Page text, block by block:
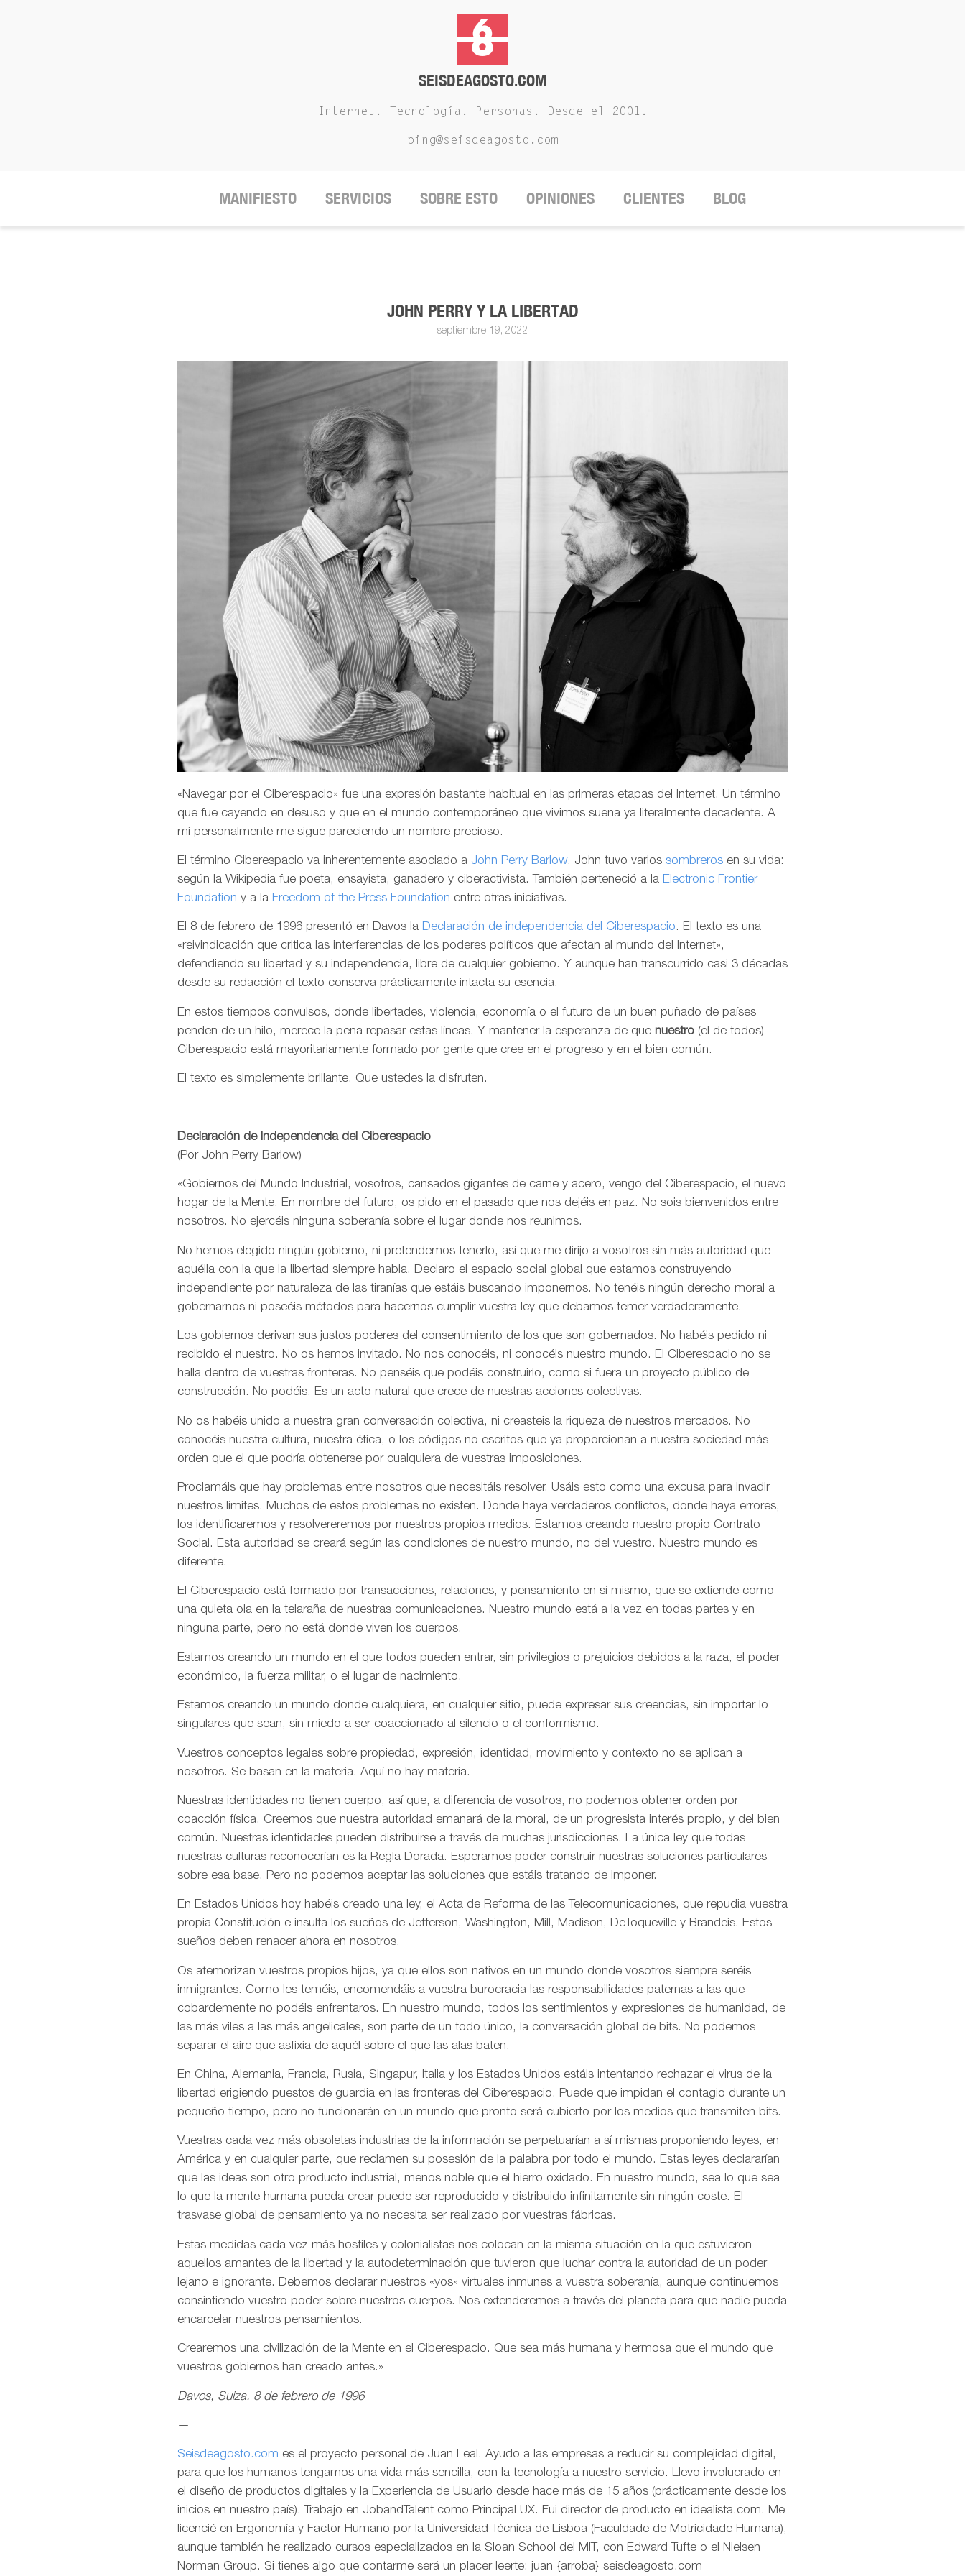
SEISDEAGOSTO.COM
Internet. Tecnología. Personas. Desde el 2001.
ping@seisdeagosto.com
MANIFIESTO SERVICIOS SOBRE ESTO OPINIONES CLIENTES BLOG
JOHN PERRY Y LA LIBERTAD
septiembre 19, 2022
«Navegar por el Ciberespacio» fue una expresión bastante habitual en las primeras etapas del Internet. Un término
que fue cayendo en desuso y que en el mundo contemporáneo que vivimos suena ya literalmente decadente. A
mi personalmente me sigue pareciendo un nombre precioso.
El término Ciberespacio va inherentemente asociado a John Perry Barlow. John tuvo varios sombreros en su vida:
según la Wikipedia fue poeta, ensayista, ganadero y ciberactivista. También perteneció a la Electronic Frontier
Foundation y a la Freedom of the Press Foundation entre otras iniciativas.
El 8 de febrero de 1996 presentó en Davos la Declaración de independencia del Ciberespacio. El texto es una
«reivindicación que critica las interferencias de los poderes políticos que afectan al mundo del Internet»,
defendiendo su libertad y su independencia, libre de cualquier gobierno. Y aunque han transcurrido casi 3 décadas
desde su redacción el texto conserva prácticamente intacta su esencia.
En estos tiempos convulsos, donde libertades, violencia, economía o el futuro de un buen puñado de países
penden de un hilo, merece la pena repasar estas líneas. Y mantener la esperanza de que nuestro (el de todos)
Ciberespacio está mayoritariamente formado por gente que cree en el progreso y en el bien común.
El texto es simplemente brillante. Que ustedes la disfruten.
—
Declaración de Independencia del Ciberespacio
(Por John Perry Barlow)
«Gobiernos del Mundo Industrial, vosotros, cansados gigantes de carne y acero, vengo del Ciberespacio, el nuevo
hogar de la Mente. En nombre del futuro, os pido en el pasado que nos dejéis en paz. No sois bienvenidos entre
nosotros. No ejercéis ninguna soberanía sobre el lugar donde nos reunimos.
No hemos elegido ningún gobierno, ni pretendemos tenerlo, así que me dirijo a vosotros sin más autoridad que
aquélla con la que la libertad siempre habla. Declaro el espacio social global que estamos construyendo
independiente por naturaleza de las tiranías que estáis buscando imponernos. No tenéis ningún derecho moral a
gobernarnos ni poseéis métodos para hacernos cumplir vuestra ley que debamos temer verdaderamente.
Los gobiernos derivan sus justos poderes del consentimiento de los que son gobernados. No habéis pedido ni
recibido el nuestro. No os hemos invitado. No nos conocéis, ni conocéis nuestro mundo. El Ciberespacio no se
halla dentro de vuestras fronteras. No penséis que podéis construirlo, como si fuera un proyecto público de
construcción. No podéis. Es un acto natural que crece de nuestras acciones colectivas.
No os habéis unido a nuestra gran conversación colectiva, ni creasteis la riqueza de nuestros mercados. No
conocéis nuestra cultura, nuestra ética, o los códigos no escritos que ya proporcionan a nuestra sociedad más
orden que el que podría obtenerse por cualquiera de vuestras imposiciones.
Proclamáis que hay problemas entre nosotros que necesitáis resolver. Usáis esto como una excusa para invadir
nuestros límites. Muchos de estos problemas no existen. Donde haya verdaderos conflictos, donde haya errores,
los identificaremos y resolvereremos por nuestros propios medios. Estamos creando nuestro propio Contrato
Social. Esta autoridad se creará según las condiciones de nuestro mundo, no del vuestro. Nuestro mundo es
diferente.
El Ciberespacio está formado por transacciones, relaciones, y pensamiento en sí mismo, que se extiende como
una quieta ola en la telaraña de nuestras comunicaciones. Nuestro mundo está a la vez en todas partes y en
ninguna parte, pero no está donde viven los cuerpos.
Estamos creando un mundo en el que todos pueden entrar, sin privilegios o prejuicios debidos a la raza, el poder
económico, la fuerza militar, o el lugar de nacimiento.
Estamos creando un mundo donde cualquiera, en cualquier sitio, puede expresar sus creencias, sin importar lo
singulares que sean, sin miedo a ser coaccionado al silencio o el conformismo.
Vuestros conceptos legales sobre propiedad, expresión, identidad, movimiento y contexto no se aplican a
nosotros. Se basan en la materia. Aquí no hay materia.
Nuestras identidades no tienen cuerpo, así que, a diferencia de vosotros, no podemos obtener orden por
coacción física. Creemos que nuestra autoridad emanará de la moral, de un progresista interés propio, y del bien
común. Nuestras identidades pueden distribuirse a través de muchas jurisdicciones. La única ley que todas
nuestras culturas reconocerían es la Regla Dorada. Esperamos poder construir nuestras soluciones particulares
sobre esa base. Pero no podemos aceptar las soluciones que estáis tratando de imponer.
En Estados Unidos hoy habéis creado una ley, el Acta de Reforma de las Telecomunicaciones, que repudia vuestra
propia Constitución e insulta los sueños de Jefferson, Washington, Mill, Madison, DeToqueville y Brandeis. Estos
sueños deben renacer ahora en nosotros.
Os atemorizan vuestros propios hijos, ya que ellos son nativos en un mundo donde vosotros siempre seréis
inmigrantes. Como les teméis, encomendáis a vuestra burocracia las responsabilidades paternas a las que
cobardemente no podéis enfrentaros. En nuestro mundo, todos los sentimientos y expresiones de humanidad, de
las más viles a las más angelicales, son parte de un todo único, la conversación global de bits. No podemos
separar el aire que asfixia de aquél sobre el que las alas baten.
En China, Alemania, Francia, Rusia, Singapur, Italia y los Estados Unidos estáis intentando rechazar el virus de la
libertad erigiendo puestos de guardia en las fronteras del Ciberespacio. Puede que impidan el contagio durante un
pequeño tiempo, pero no funcionarán en un mundo que pronto será cubierto por los medios que transmiten bits.
Vuestras cada vez más obsoletas industrias de la información se perpetuarían a sí mismas proponiendo leyes, en
América y en cualquier parte, que reclamen su posesión de la palabra por todo el mundo. Estas leyes declararían
que las ideas son otro producto industrial, menos noble que el hierro oxidado. En nuestro mundo, sea lo que sea
lo que la mente humana pueda crear puede ser reproducido y distribuido infinitamente sin ningún coste. El
trasvase global de pensamiento ya no necesita ser realizado por vuestras fábricas.
Estas medidas cada vez más hostiles y colonialistas nos colocan en la misma situación en la que estuvieron
aquellos amantes de la libertad y la autodeterminación que tuvieron que luchar contra la autoridad de un poder
lejano e ignorante. Debemos declarar nuestros «yos» virtuales inmunes a vuestra soberanía, aunque continuemos
consintiendo vuestro poder sobre nuestros cuerpos. Nos extenderemos a través del planeta para que nadie pueda
encarcelar nuestros pensamientos.
Crearemos una civilización de la Mente en el Ciberespacio. Que sea más humana y hermosa que el mundo que
vuestros gobiernos han creado antes.»
Davos, Suiza. 8 de febrero de 1996
—
Seisdeagosto.com es el proyecto personal de Juan Leal. Ayudo a las empresas a reducir su complejidad digital,
para que los humanos tengamos una vida más sencilla, con la tecnología a nuestro servicio. Llevo involucrado en
el diseño de productos digitales y la Experiencia de Usuario desde hace más de 15 años (prácticamente desde los
inicios en nuestro país). Trabajo en JobandTalent como Principal UX. Fui director de producto en idealista.com. Me
licencié en Ergonomía y Factor Humano por la Universidad Técnica de Lisboa (Faculdade de Motricidade Humana),
aunque también he realizado cursos especializados en la Sloan School del MIT, con Edward Tufte o el Nielsen
Norman Group. Si tienes algo que contarme será un placer leerte: juan {arroba} seisdeagosto.com